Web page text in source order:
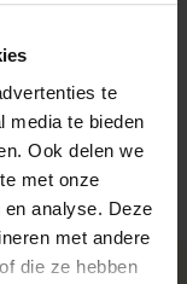
te
media te bieden
Ook delen we
met onze
analyse. Deze
met andere
die ze hebben
recyclebaar